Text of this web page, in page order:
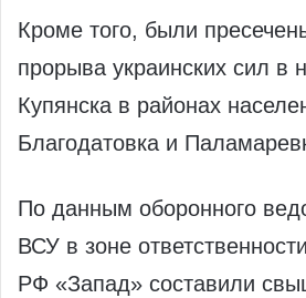
Кроме того, были
прорыва украинских сил в
Купянска в районах
Благодатовка и
По данным оборонного
ВСУ в зоне
РФ «Запад» составили